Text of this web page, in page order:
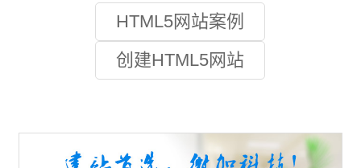
HTML5网站案例
创建HTML5网站